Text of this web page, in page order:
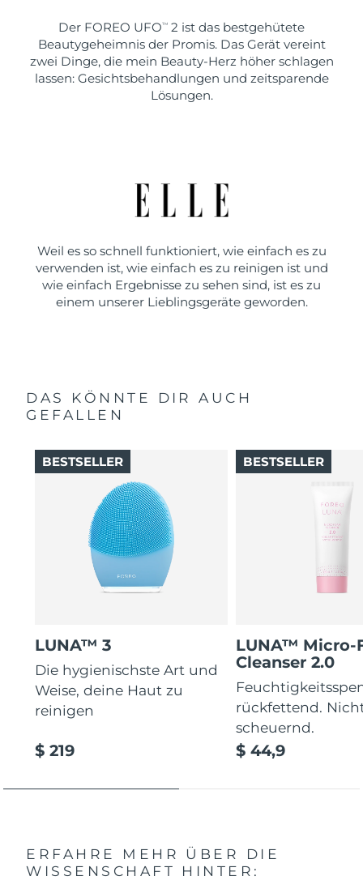
Der FOREO UFO TM
2 ist das bestgehütete
Beautygeheimnis der Promis. Das Gerät vereint
zwei Dinge, die mein Beauty-Herz höher schlagen
lassen: Gesichtsbehandlungen und zeitsparende
Lösungen.
Weil es so schnell funktioniert, wie einfach es zu
verwenden ist, wie einfach es zu reinigen ist und
wie einfach Ergebnisse zu sehen sind, ist es zu
einem unserer Lieblingsgeräte geworden.
DAS KÖNNTE DIR AUCH
GEFALLEN
LUNA™ 3
Die hygienischste Art und
Weise, deine Haut zu
reinigen
$ 219
BESTSELLER
LUNA™ Micro-
Cleanser 2.0
rückfettend.
scheuernd.
$ 44,9
BESTSELLER
ERFAHRE MEHR ÜBER DIE
WISSENSCHAFT HINTER: